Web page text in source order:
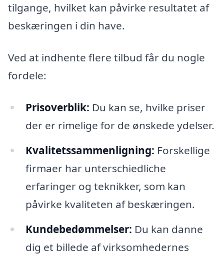
tilgange, hvilket kan påvirke resultatet af
beskæringen i din have.
Ved at indhente flere tilbud får du nogle
fordele:
Prisoverblik: Du kan se, hvilke priser
der er rimelige for de ønskede ydelser.
Kvalitetssammenligning: Forskellige
firmaer har unterschiedliche
erfaringer og teknikker, som kan
påvirke kvaliteten af beskæringen.
Kundebedømmelser: Du kan danne
dig et billede af virksomhedernes